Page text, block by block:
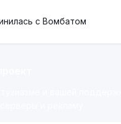
с Вомбатом